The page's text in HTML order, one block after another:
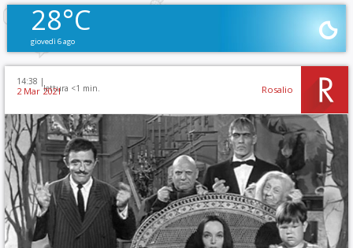
28°C
giovedì 6 ago
14:38 |
lettura <1 min.
2 Mar 2021 Rosalio